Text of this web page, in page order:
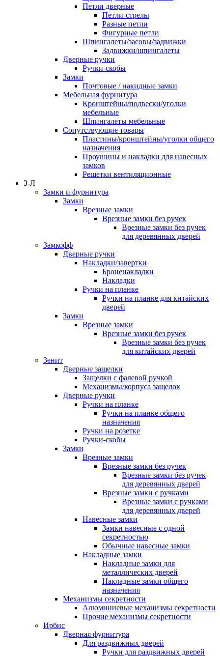
Петли дверные
Петли-стрелы
Разные петли
Фигурные петли
Шпингалеты/засовы/задвижки
Задвижки/шпингалеты
Дверные ручки
Ручки-скобы
Замки
Почтовые / накидные замки
Мебельная фурнитура
Кронштейны/подвески/уголки
мебельные
Шпингалеты мебельные
Сопутствующие товары
Пластины/кронштейны/уголки общего
назначения
Проушины и накладки для навесных
замков
Решетки вентиляционные
З-Л
Замки и фурнитура
Замки
Врезные замки
Врезные замки без ручек
Врезные замки без ручек
для деревянных дверей
Замкофф
Дверные ручки
Накладки/завертки
Броненакладки
Накладки
Ручки на планке
Ручки на планке для китайских
дверей
Замки
Врезные замки
Врезные замки без ручек
Врезные замки без ручек
для китайских дверей
Зенит
Дверные защелки
Защелки с фалевой ручкой
Механизмы/корпуса защелок
Дверные ручки
Ручки на планке
Ручки на планке общего
назначения
Ручки на розетке
Ручки-скобы
Замки
Врезные замки
Врезные замки без ручек
Врезные замки без ручек
для деревянных дверей
Врезные замки с ручками
Врезные замки с ручками
для деревянных дверей
Навесные замки
Замки навесные с одной
секретностью
Обычные навесные замки
Накладные замки
Накладные замки для
металлических дверей
Накладные замки общего
назначения
Механизмы секретности
Алюминиевые механизмы секретности
Прочие механизмы секретности
Ирбис
Дверная фурнитура
Для раздвижных дверей
Ручки для раздвижных дверей